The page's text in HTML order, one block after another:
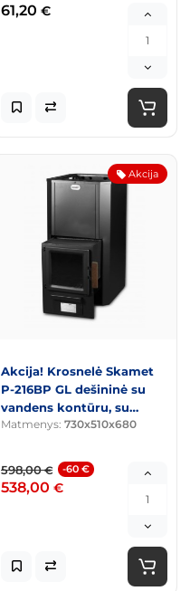
61,20 €
Akcija
Akcija! Krosnelė Skamet
P-216BP GL dešininė su
vandens kontūru, su
stiklu
Matmenys: 730x510x680
598,00€ -60 €
538,00 €